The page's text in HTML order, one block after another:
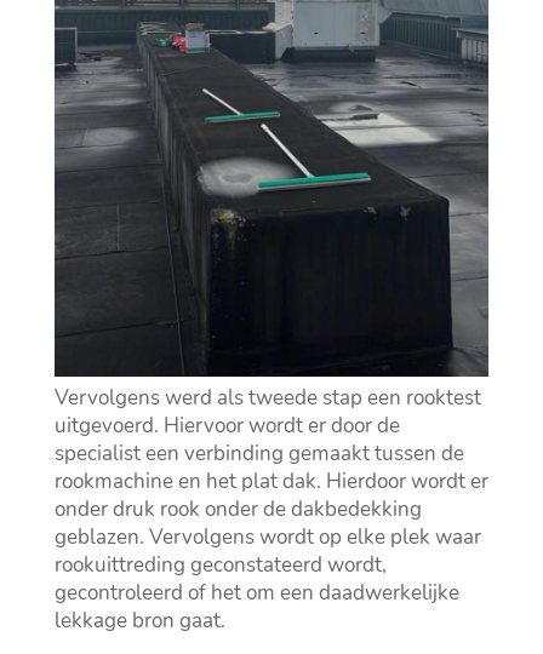
Vervolgens werd als tweede stap een rooktest
uitgevoerd. Hiervoor wordt er door de
specialist een verbinding gemaakt tussen de
rookmachine en het plat dak. Hierdoor wordt er
onder druk rook onder de dakbedekking
geblazen. Vervolgens wordt op elke plek waar
rookuittreding geconstateerd wordt,
gecontroleerd of het om een daadwerkelijke
lekkage bron gaat.